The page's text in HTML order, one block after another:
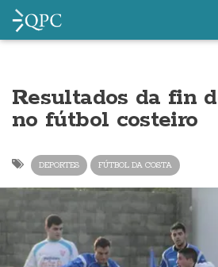
Resultados da fin
no fútbol costeiro
DEPORTES FÚTBOL DA COSTA